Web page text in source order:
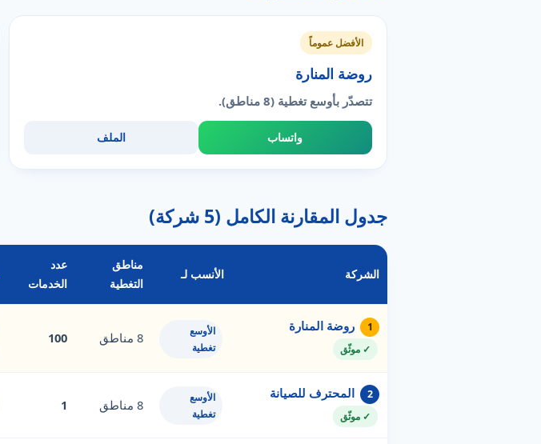
الأفضل عموماً
روضة المنارة
تتصدّر بأوسع تغطية (8 مناطق).
واتساب الملف
جدول المقارنة الكامل (5 شركة)
الشركة الأنسب لـ
مناطق
التغطية
عدد
الخدمات
1 روضة المنارة
✓ موثّق
الأوسع
تغطية
8 مناطق 100
2 المحترف للصيانة
✓ موثّق
الأوسع
تغطية
8 مناطق 1